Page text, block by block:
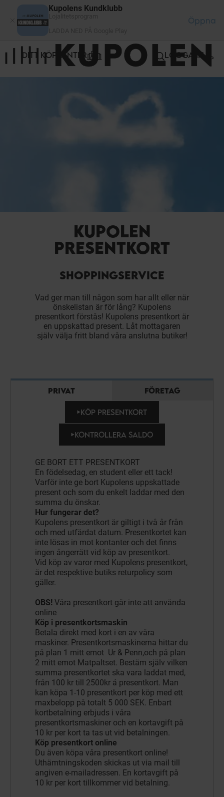
Kupolens Kundklubb
Öppna
DITT KÖPCENTER LOGGA IN
KUPOLEN
PRESENTKORT
SHOPPINGSERVICE
Vad ger man till någon som har allt eller när
önskelistan är för lång? Kupolens
presentkort förstås! Kupolens presentkort är
en uppskattad present. Låt mottagaren
själv välja fritt bland våra anslutna butiker!
PRIVAT FÖRETAG
KÖP PRESENTKORT
KONTROLLERA SALDO
GE BORT ETT PRESENTKORT
En födelsedag, en student eller ett tack!
Varför inte ge bort Kupolens uppskattade
present och som du enkelt laddar med den
summa du önskar.
Hur fungerar det?
Kupolens presentkort är giltigt i två år från
och med utfärdat datum. Presentkortet kan
inte lösas in mot kontanter och det finns
ingen ångerrätt vid köp av presentkort.
Vid köp av varor med Kupolens presentkort,
är det respektive butiks returpolicy som
gäller.
OBS! Våra presentkort går inte att använda
online
Köp i presentkortsmaskin
Betala direkt med kort i en av våra
maskiner. Presentkortsmaskinerna hittar du
på plan 1 mitt emot Ur & Penn,och på plan
2 mitt emot Matpaltset. Bestäm själv vilken
summa presentkortet ska vara laddat med,
från 100 kr till 2500kr á presentkort. Man
kan köpa 1-10 presentkort per köp med ett
maxbelopp på totalt 5 000 SEK. Enbart
kortbetalning erbjuds i våra
presentkortsmaskiner och en kortavgift på
10 kr per kort ta tas ut vid betalningen.
Köp presentkort online
Du även köpa våra presentkort online!
Uthämtningskoden skickas ut via mail till
angiven e-mailadressen. En kortavgift på
10 kr per kort tillkommer vid betalning.
Cookie- hanteringspanel